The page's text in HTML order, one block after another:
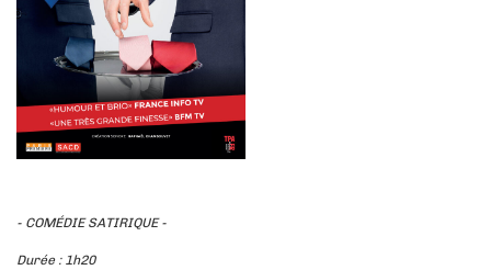
- COMÉDIE SATIRIQUE -
Durée : 1h20